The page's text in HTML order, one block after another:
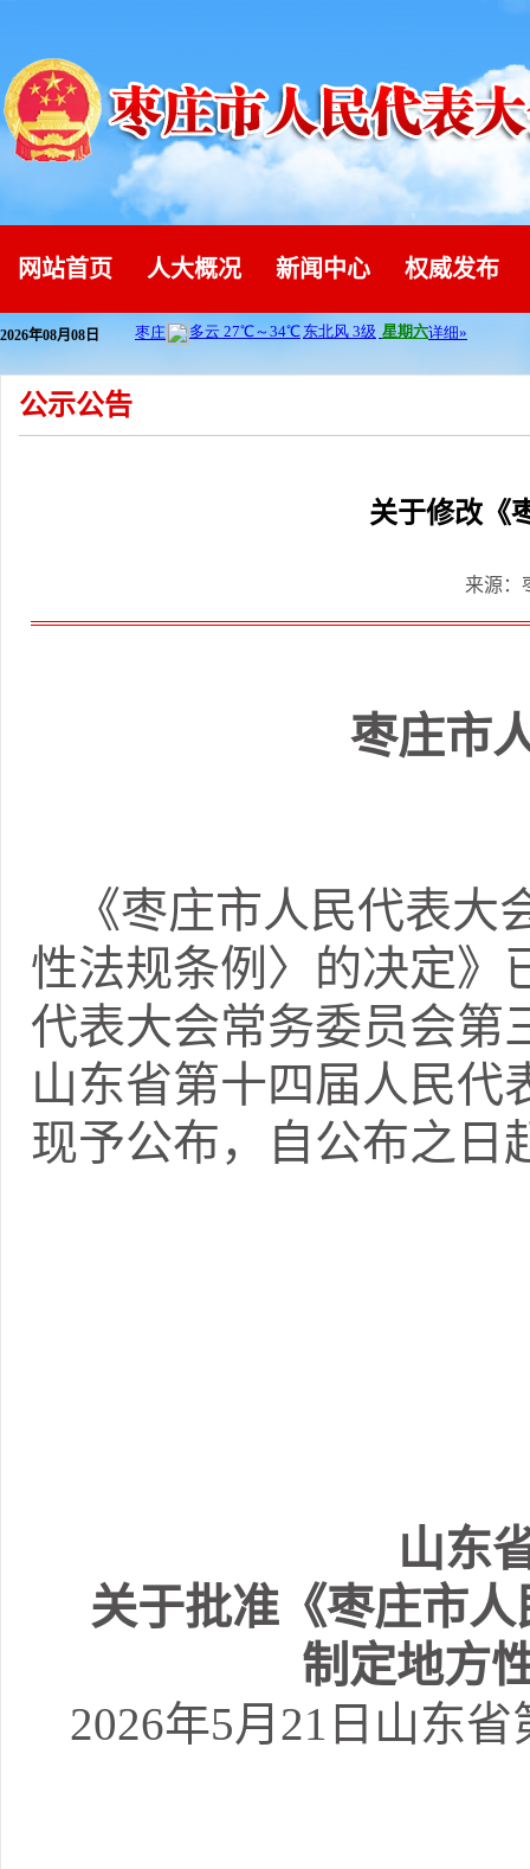
网站首页 人大概况 新闻中心 权威发布
2026年08月08日
公示公告
关于修改《
来源：
枣庄市
《枣庄市人民代表
性法规条例〉的决定》
代表大会常务委员会第
山东省第十四届人民代
现予公布，自公布之日
山东
关于批准《枣庄市
制定地方
2026年5月21日山东